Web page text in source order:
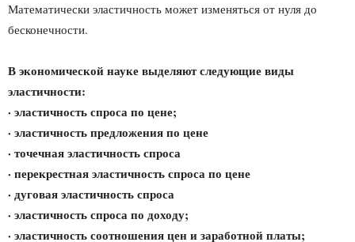
Математически эластичность может изменяться от нуля до
бесконечности.
В экономической науке выделяют следующие виды
эластичности:
· эластичность спроса по цене;
· эластичность предложения по цене
· точечная эластичность спроса
· перекрестная эластичность спроса по цене
· дуговая эластичность спроса
· эластичность спроса по доходу;
· эластичность соотношения цен и заработной платы;